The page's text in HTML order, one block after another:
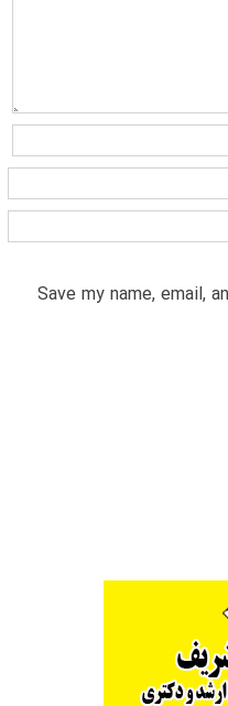
Save my name, email,